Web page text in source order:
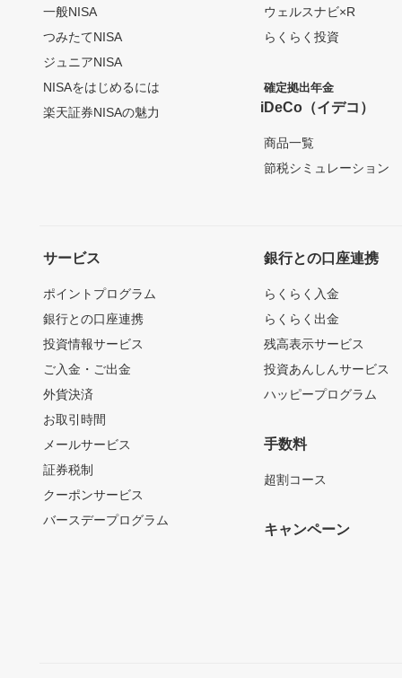
一般NISA
つみたてNISA
ジュニアNISA
NISAをはじめるには
楽天証券NISAの魅力
ウェルスナビ×R
らくらく投資
確定拠出年金
iDeCo（イデコ）
商品一覧
節税シミュレーション
サービス
ポイントプログラム
銀行との口座連携
投資情報サービス
ご入金・ご出金
外貨決済
お取引時間
メールサービス
証券税制
クーポンサービス
バースデープログラム
銀行との口座連携
らくらく入金
らくらく出金
残高表示サービス
投資あんしんサービス
ハッピープログラム
手数料
超割コース
キャンペーン